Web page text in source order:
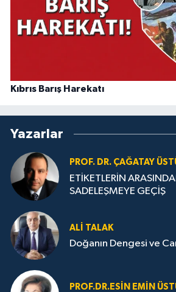
Kıbrıs Barış Harekatı
Yazarlar
PROF. DR. ÇAĞATAY
ETİKETLERİN
SADELEŞMEYE GEÇİŞ
ALI TALAK
Doğanın Dengesi ve
PROF.DR.ESIN EMIN